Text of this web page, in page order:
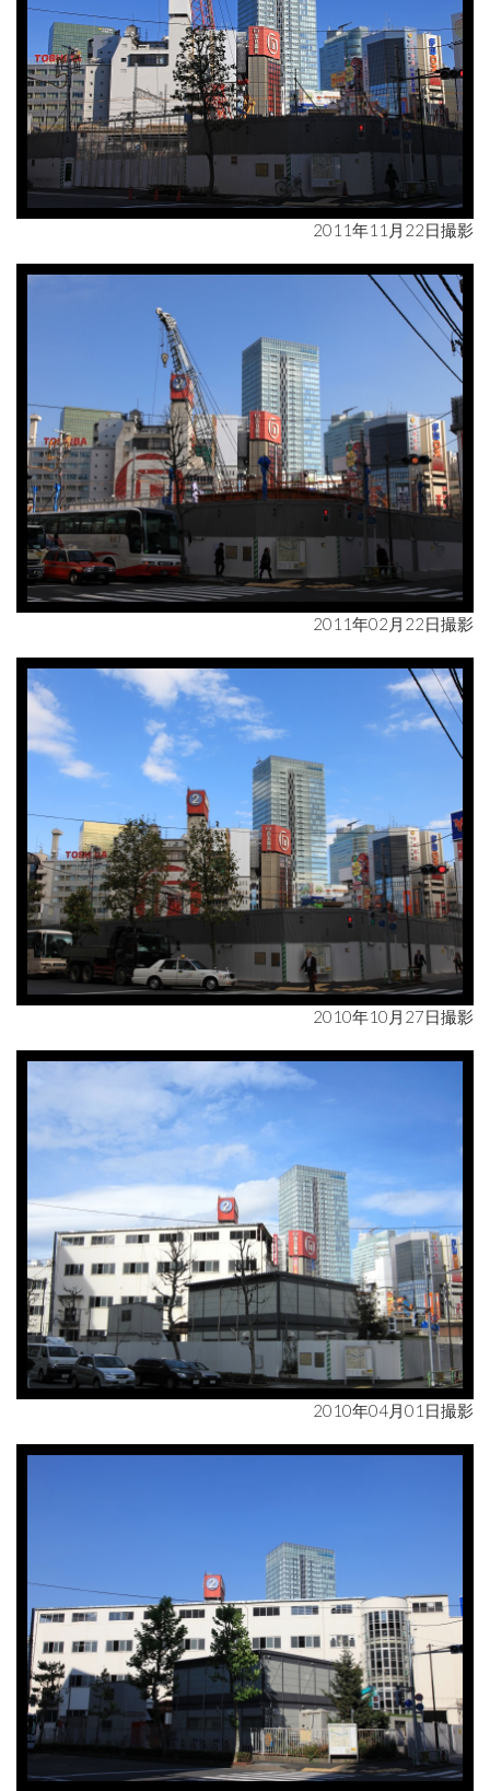
2011年11月22日撮影
2011年02月22日撮影
2010年10月27日撮影
2010年04月01日撮影